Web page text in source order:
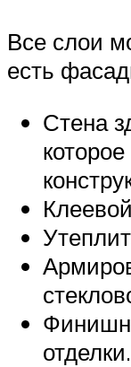
Все слои
есть
Стена
отделки.